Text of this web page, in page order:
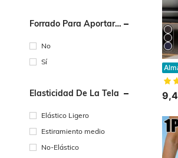
Forrado Para Aportar
No
Sí
Elasticidad De La Tela
Elástico Ligero
Estiramiento medio
No-Elástico